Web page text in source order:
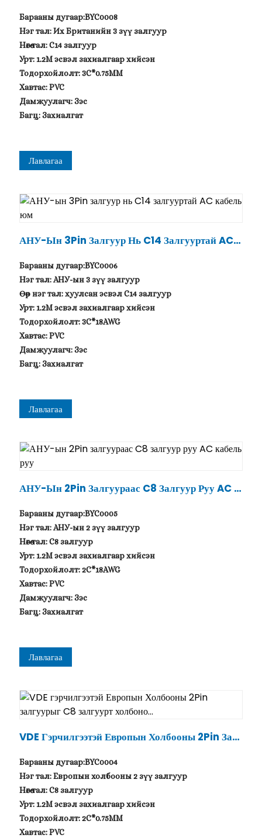
Барааны дугаар:BYC0008
Нэг тал: Их Британийн 3 зүү залгуур
Нөгөө тал: C14 залгуур
Урт: 1.2M эсвэл захиалгаар хийсэн
Тодорхойлолт: 3C*0.75MM
Хавтас: PVC
Дамжуулагч: Зэс
Багц: Захиалгат
Лавлагаа
АНУ-Ын 3Pin Залгуур Нь C14 Залгууртай AC К
Барааны дугаар:BYC0006
Нэг тал: АНУ-ын 3 зүү залгуур
Өөр нэг тал: хуулсан эсвэл C14 залгуур
Урт: 1.2M эсвэл захиалгаар хийсэн
Тодорхойлолт: 3C*18AWG
Хавтас: PVC
Дамжуулагч: Зэс
Багц: Захиалгат
Лавлагаа
АНУ-Ын 2Pin Залгуураас C8 Залгуур Руу AC К
Барааны дугаар:BYC0005
Нэг тал: АНУ-ын 2 зүү залгуур
Нөгөө тал: C8 залгуур
Урт: 1.2M эсвэл захиалгаар хийсэн
Тодорхойлолт: 2C*18AWG
Хавтас: PVC
Дамжуулагч: Зэс
Багц: Захиалгат
Лавлагаа
VDE Гэрчилгээтэй Европын Холбооны 2Pin Залг
Барааны дугаар:BYC0004
Нэг тал: Европын холбооны 2 зүү залгуур
Нөгөө тал: C8 залгуур
Урт: 1.2M эсвэл захиалгаар хийсэн
Тодорхойлолт: 2C*0.75MM
Хавтас: PVC